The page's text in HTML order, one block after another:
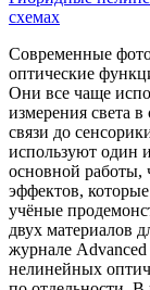
схемах
Современные
оптические
Они все чаще
измерения света
связи до
используют один
основной работы,
эффектов,
учёные
двух материалов
журнале
нелинейных